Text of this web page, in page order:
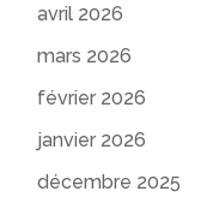
avril 2026
mars 2026
février 2026
janvier 2026
décembre 2025